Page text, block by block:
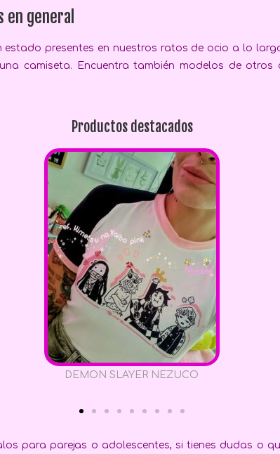
en general
estado presentes en nuestros ratos de ocio a lo
camiseta. Encuentra también modelos de
Productos destacados
DEMON SLAYER NEZUCO
para parejas o adolescentes, si tienes dudas o